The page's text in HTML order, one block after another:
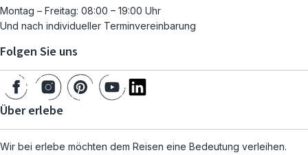
Montag – Freitag: 08:00 – 19:00 Uhr
Und nach individueller Terminvereinbarung
Folgen Sie uns
Über erlebe
Wir bei erlebe möchten dem Reisen eine Bedeutung verleihen.